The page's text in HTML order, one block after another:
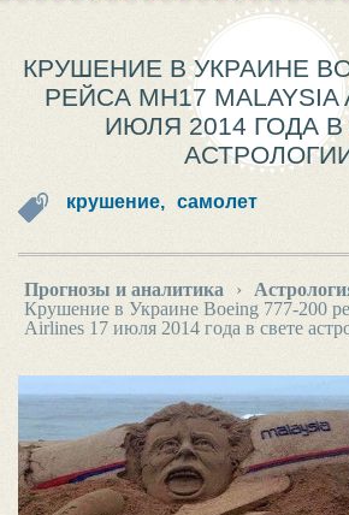
КРУШЕНИЕ В УКРАИНЕ
РЕЙСА MH17 MALAYSIA
ИЮЛЯ 2014 ГОДА
крушение, самолет
Прогнозы и аналитика ›
Крушение в Украине Boeing 777-200
Airlines 17 июля 2014 года в свете